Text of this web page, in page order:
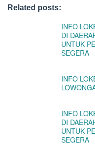
Related posts:
INFO
DI
UNTUK
SEGERA
INFO
INFO
DI
UNTUK
SEGERA